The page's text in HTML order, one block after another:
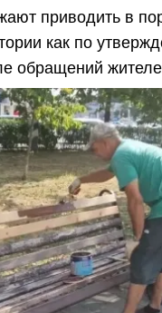
приводить в
как по
обращений